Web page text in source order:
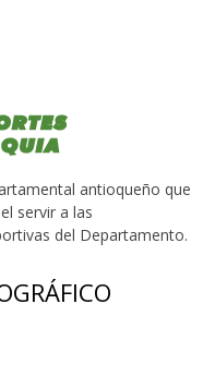
antioqueño que
servir a las
del Departamento.